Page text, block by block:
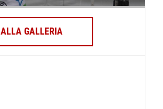
ALLA GALLERIA